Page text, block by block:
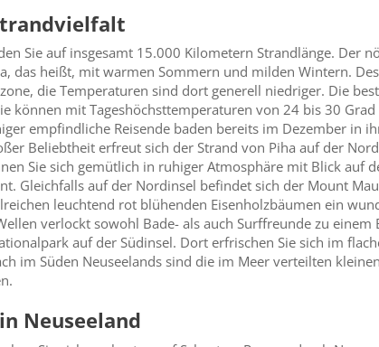
Sie auf insgesamt 15.000 Kilometern Strandlänge. Der
das heißt, mit warmen Sommern und milden Wintern.
die Temperaturen sind dort generell niedriger. Die
können mit Tageshöchsttemperaturen von 24 bis 30
empfindliche Reisende baden bereits im Dezember in
Beliebtheit erfreut sich der Strand von Piha auf der
Sie sich gemütlich in ruhiger Atmosphäre mit Blick auf
Gleichfalls auf der Nordinsel befindet sich der Mount
leuchtend rot blühenden Eisenholzbäumen ein
verlockt sowohl Bade- als auch Surffreunde zu einem
auf der Südinsel. Dort erfrischen Sie sich im
im Süden Neuseelands sind die im Meer verteilten
Neuseeland